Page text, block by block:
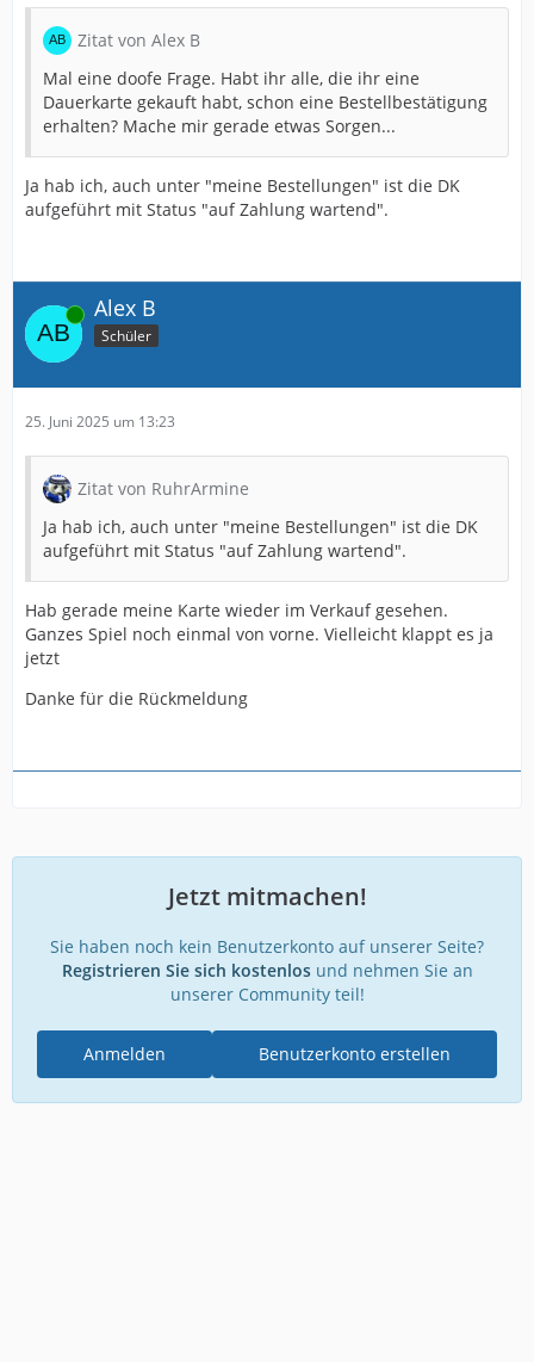
Zitat von Alex B
Mal eine doofe Frage. Habt ihr alle, die ihr eine
Dauerkarte gekauft habt, schon eine Bestellbestätigung
erhalten? Mache mir gerade etwas Sorgen...
Ja hab ich, auch unter "meine Bestellungen" ist die DK
aufgeführt mit Status "auf Zahlung wartend".
Online Alex B
Schüler
25. Juni 2025 um 13:23
Zitat von RuhrArmine
Ja hab ich, auch unter "meine Bestellungen" ist die DK
aufgeführt mit Status "auf Zahlung wartend".
Hab gerade meine Karte wieder im Verkauf gesehen.
Ganzes Spiel noch einmal von vorne. Vielleicht klappt es ja
jetzt
Danke für die Rückmeldung
Jetzt mitmachen!
Sie haben noch kein Benutzerkonto auf unserer Seite?
Registrieren Sie sich kostenlosund nehmen Sie an
unserer Community teil!
Benutzerkonto erstellen
Anmelden